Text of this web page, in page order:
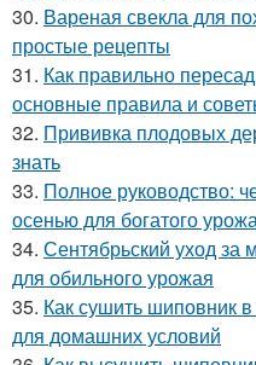
30. Вареная свекла для
простые рецепты
31. Как правильно
основные правила и
32. Прививка плодовых
знать
33. Полное руководство:
осенью для богатого
34. Сентябрьский уход
для обильного урожая
35. Как сушить шиповник
для домашних условий